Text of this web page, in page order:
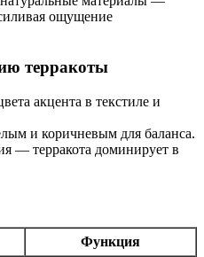
ощущение
терракоты
акцента в текстиле и
и коричневым для баланса.
— терракота доминирует в
Функция